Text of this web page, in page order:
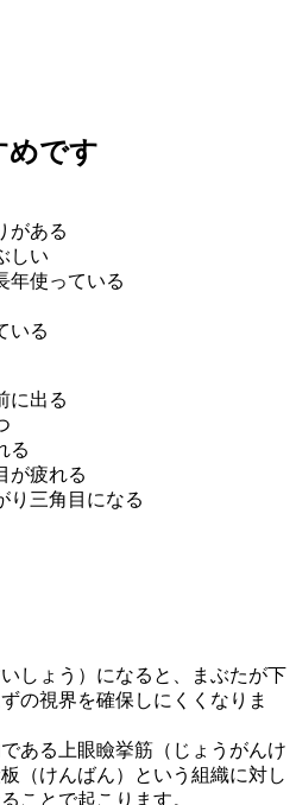
めです
がある
しい
年使っている
いる
に出る
る
が疲れる
り三角目になる
しょう）になると、まぶたが下
の視界を確保しにくくなりま
ある上眼瞼挙筋（じょうがんけ
（けんばん）という組織に対し
ことで起こります。